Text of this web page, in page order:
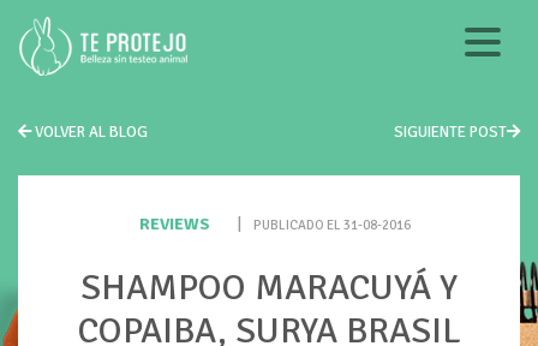
VOLVER AL BLOG SIGUIENTE POST
REVIEWS PUBLICADO EL 31-08-2016
SHAMPOO MARACUYÁ Y
COPAIBA, SURYA BRASIL